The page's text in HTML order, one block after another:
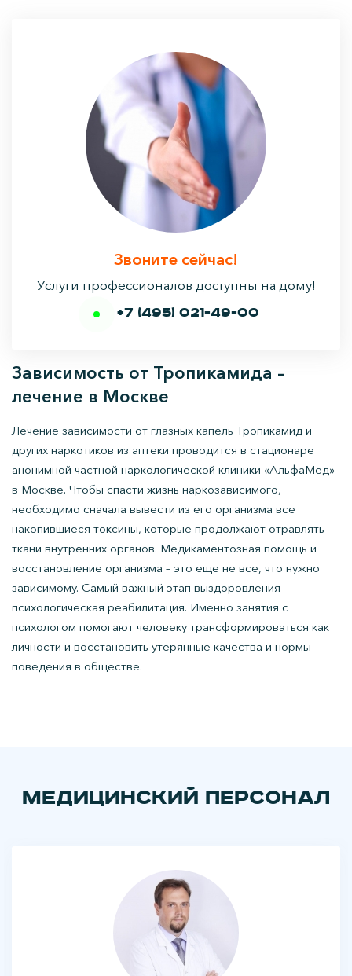
Звоните сейчас!
Услуги профессионалов доступны на дому!
+7 (495) 021-49-00
Зависимость от Тропикамида –
лечение в Москве
Лечение зависимости от глазных капель Тропикамид и
других наркотиков из аптеки проводится в стационаре
анонимной частной наркологической клиники «АльфаМед»
в Москве. Чтобы спасти жизнь наркозависимого,
необходимо сначала вывести из его организма все
накопившиеся токсины, которые продолжают отравлять
ткани внутренних органов. Медикаментозная помощь и
восстановление организма – это еще не все, что нужно
зависимому. Самый важный этап выздоровления –
психологическая реабилитация. Именно занятия с
психологом помогают человеку трансформироваться как
личности и восстановить утерянные качества и нормы
поведения в обществе.
Медицинский персонал